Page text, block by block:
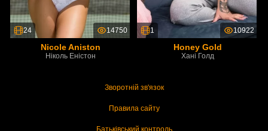
24 14750
Nicole Aniston
Ніколь Еністон
1 10922
Honey Gold
Хані Голд
Зворотній зв'язок
Правила сайту
Батьківський контроль